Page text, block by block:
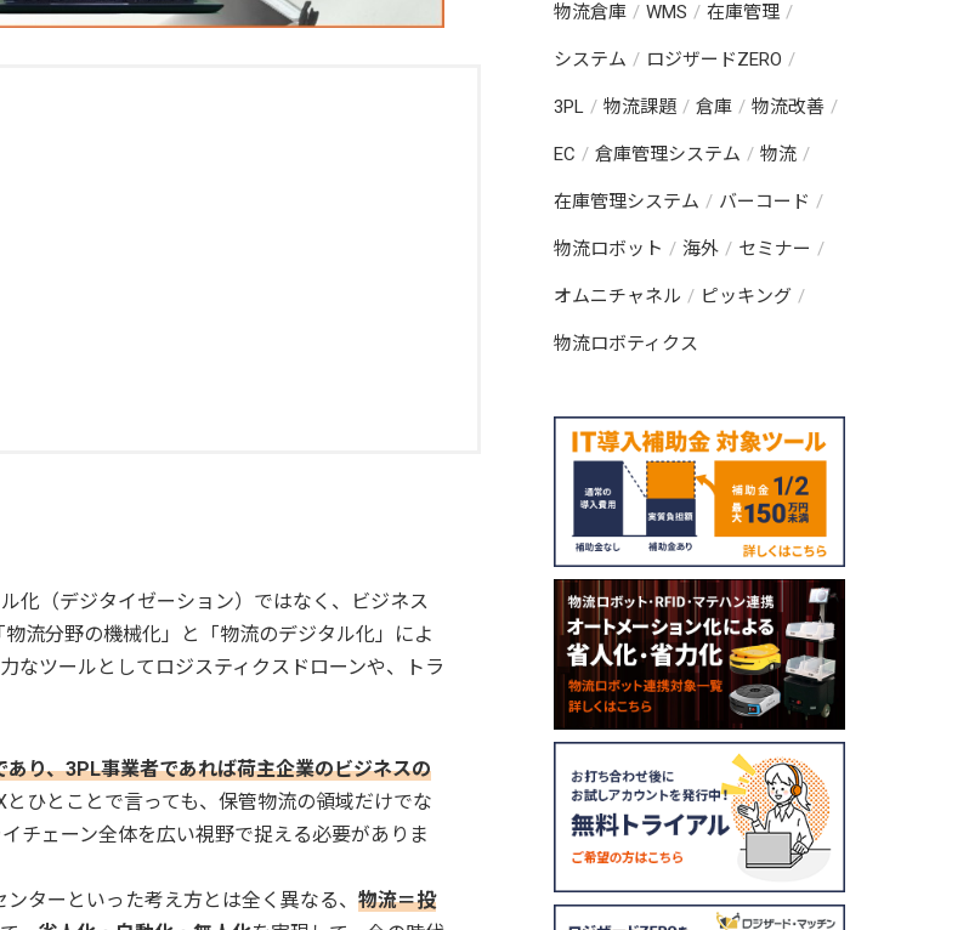
化（デジタイゼーション）ではなく、ビジネス
流分野の機械化」と「物流のデジタル化」によ
なツールとしてロジスティクスドローンや、トラ
り、3PL事業者であれば荷主企業のビジネスの
ひとことで言っても、保管物流の領域だけでな
チェーン全体を広い視野で捉える必要がありま
ターといった考え方とは全く異なる、 物流＝投
物流倉庫 WMS 在庫管理
システム ロジザードZERO
3PL 物流課題 倉庫 物流改善
EC 倉庫管理システム 物流
在庫管理システム バーコード
物流ロボット 海外 セミナー
オムニチャネル ピッキング
物流ロボティクス